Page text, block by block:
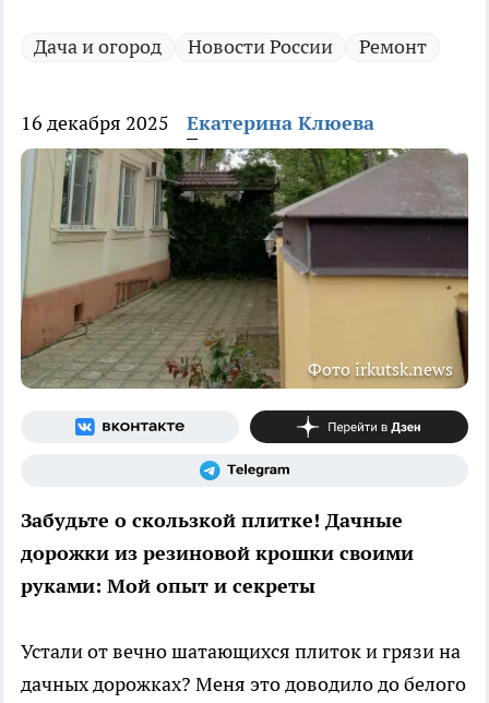
Дача и огород Новости России Ремонт
16 декабря 2025 Екатерина Клюева
Фото irkutsk.news
Забудьте о скользкой плитке! Дачные
дорожки из резиновой крошки своими
руками: Мой опыт и секреты
Устали от вечно шатающихся плиток и грязи на
дачных дорожках? Меня это доводило до белого